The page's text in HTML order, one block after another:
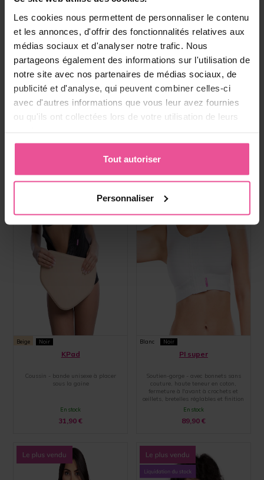
Les cookies nous permettent de personnaliser le contenu
et les annonces, d'offrir des fonctionnalités relatives aux
médias sociaux et d'analyser notre trafic. Nous
partageons également des informations sur l'utilisation de
notre site avec nos partenaires de médias sociaux, de
publicité et d'analyse, qui peuvent combiner celles-ci
avec d'autres informations que vous leur avez fournies
ou qu'ils ont collectées lors de votre utilisation de leurs
Tout autoriser
Personnaliser
réclamations
Produits les plus vendus
Beige Noir
KPad
Coussin - bande unisexe à placer
sous la gaine
En stock
31,90€
Blanc Noir
PI super
Soutien-gorge - avec bonnets sans
couture, haute teneur en coton,
fermeture à l'avant à crochets et
œillets, bretelles réglables et finition
par une large bande élastique
En stock
89,90 €